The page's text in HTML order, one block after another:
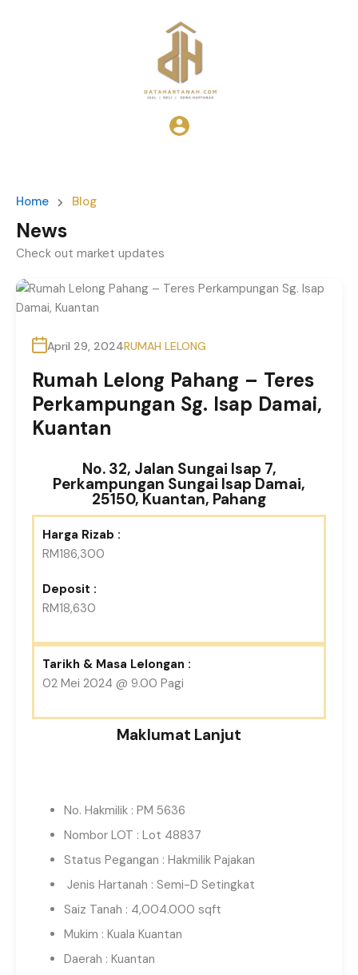
Home Blog
News
Check out market updates
April 29, 2024RUMAH LELONG
Rumah Lelong Pahang – Teres
Perkampungan Sg. Isap Damai,
Kuantan
No. 32, Jalan Sungai Isap 7,
Perkampungan Sungai Isap Damai,
25150, Kuantan, Pahang
Harga Rizab :
RM186,300
Deposit :
RM18,630
Tarikh & Masa Lelongan :
02 Mei 2024 @ 9.00 Pagi
Maklumat Lanjut
No. Hakmilik : PM 5636
Nombor LOT : Lot 48837
Status Pegangan : Hakmilik Pajakan
Jenis Hartanah : Semi-D Setingkat
Saiz Tanah : 4,004.000 sqft
Mukim : Kuala Kuantan
Daerah : Kuantan